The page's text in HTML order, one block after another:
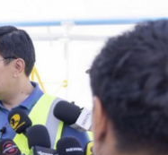
Төв шуудангийн
хүртэлх хэсэгт
болон засвар,
болон дугуйн